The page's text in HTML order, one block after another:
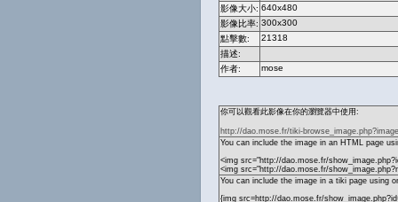
影像大小: 640x480
影像比率: 300x300
點擊數:
21318
描述:
作者:
mose
你可以觀看此影像在你的瀏覽器中使用:
http://dao.mose.fr/tiki-
You can include the image in an HTML page
<img src="http://dao.mose.fr/
<img src="http://dao.mose.fr/
You can include the image in a tiki page using
{img src=http://dao.mose.fr/